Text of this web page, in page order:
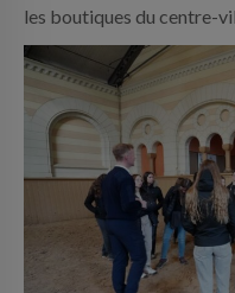
les boutiques du centre-